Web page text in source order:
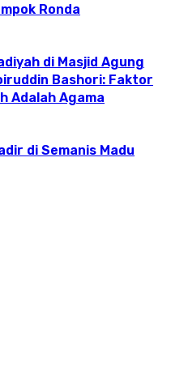
Ronda
di Masjid Agung
Bashori: Faktor
Adalah Agama
di Semanis Madu